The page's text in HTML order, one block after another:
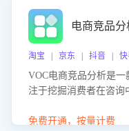
电商竞品
淘宝 | 京东 | 抖音 | 快
VOC电商竞品分析是
注于挖掘消费者在咨
商品信息，进行多维度
免费开通，按量计费